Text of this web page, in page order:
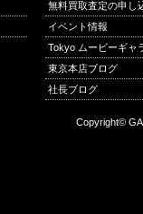
無料買取査定の申し
イベント情報
Tokyo ムービーギャ
東京本店ブログ
社長ブログ
Copyright©